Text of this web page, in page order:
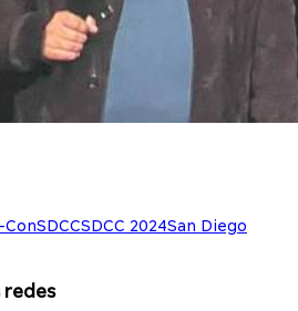
ConSDCCSDCC 2024San Diego
redes